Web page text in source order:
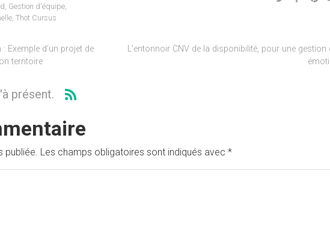
Gestion d'équipe
Thot Cursus
Exemple d’un projet de
territoire
L’entonnoir CNV de la disponibilité, pour une gestion
présent.
Les champs obligatoires sont indiqués avec *